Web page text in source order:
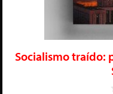
Socialismo traído: